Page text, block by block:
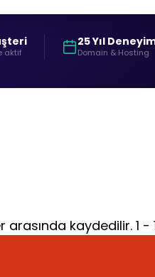
aktif
25 Yıl
Domain & Hosting
kaydedilir. 1